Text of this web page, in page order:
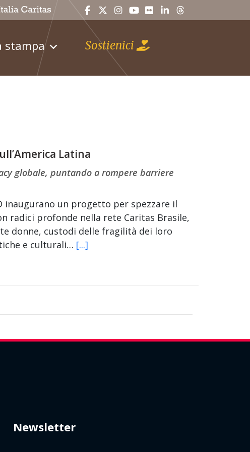
stampa Sostienici
Latina
globale, puntando a rompere barriere
inaugurano un progetto per spezzare il
radici profonde nella rete Caritas Brasile,
donne, custodi delle fragilità dei loro
e culturali… [...]
Newsletter